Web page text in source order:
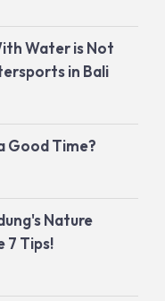
Water is Not
in Bali
Good Time?
Nature
7 Tips!